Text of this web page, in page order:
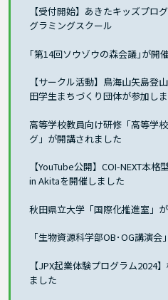
【受付開始】あきたキッズプロ
グラミングスクール
｢第14回ソウゾウの森会議｣が開
【サークル活動】鳥海山矢島登
田学生まちづくり団体が参加し
高等学校教員向け研修「高等学
グ」が開講されました
【YouTube公開】COI-NEXT本
in Akitaを開催しました
秋田県立大学「国際化推進室」
「生物資源科学部OB･OG講演
【JPX起業体験プログラム2024
ました